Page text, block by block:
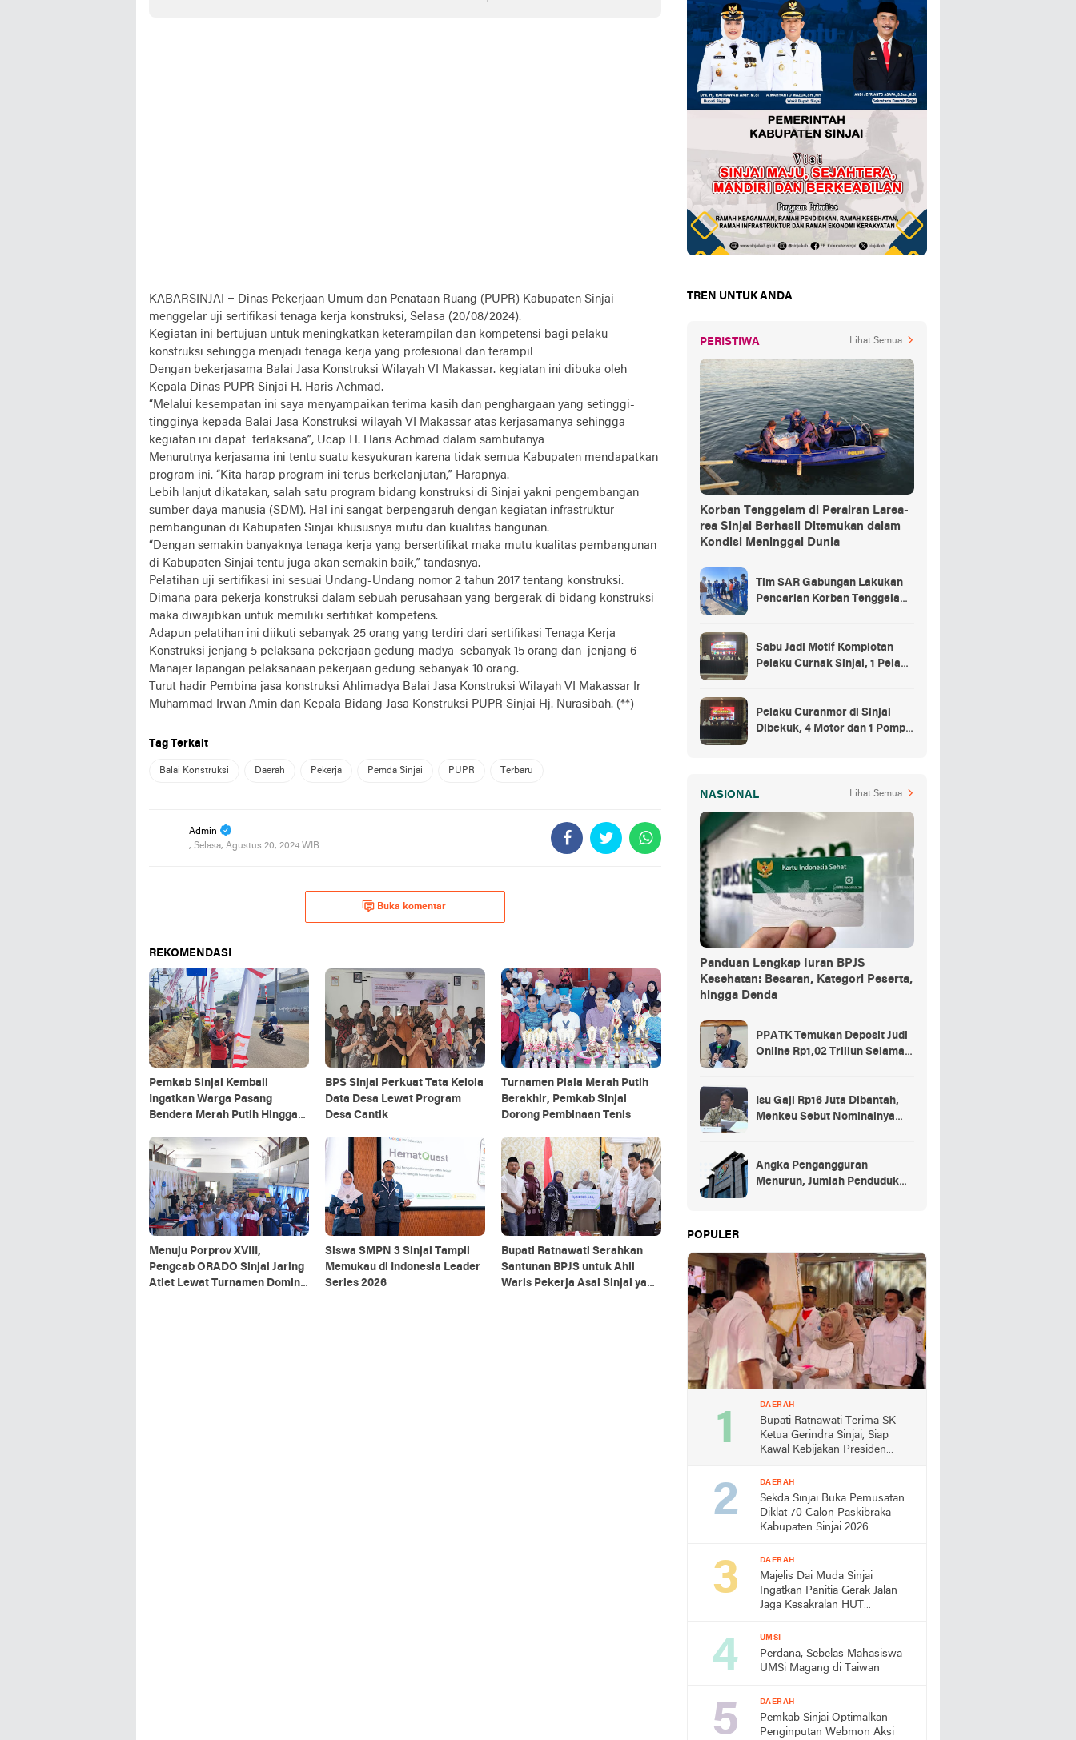
KABARSINJAI – Dinas Pekerjaan Umum dan Penataan Ruang (PUPR) Kabupaten Sinjai
menggelar uji sertifikasi tenaga kerja konstruksi, Selasa (20/08/2024).
Kegiatan ini bertujuan untuk meningkatkan keterampilan dan kompetensi bagi pelaku
konstruksi sehingga menjadi tenaga kerja yang profesional dan terampil
Dengan bekerjasama Balai Jasa Konstruksi Wilayah VI Makassar. kegiatan ini dibuka oleh
Kepala Dinas PUPR Sinjai H. Haris Achmad.
“Melalui kesempatan ini saya menyampaikan terima kasih dan penghargaan yang setinggi-
tingginya kepada Balai Jasa Konstruksi wilayah VI Makassar atas kerjasamanya sehingga
kegiatan ini dapat terlaksana”, Ucap H. Haris Achmad dalam sambutanya
Menurutnya kerjasama ini tentu suatu kesyukuran karena tidak semua Kabupaten mendapatkan
program ini. “Kita harap program ini terus berkelanjutan,” Harapnya.
Lebih lanjut dikatakan, salah satu program bidang konstruksi di Sinjai yakni pengembangan
sumber daya manusia (SDM). Hal ini sangat berpengaruh dengan kegiatan infrastruktur
pembangunan di Kabupaten Sinjai khususnya mutu dan kualitas bangunan.
“Dengan semakin banyaknya tenaga kerja yang bersertifikat maka mutu kualitas pembangunan
di Kabupaten Sinjai tentu juga akan semakin baik,” tandasnya.
Pelatihan uji sertifikasi ini sesuai Undang-Undang nomor 2 tahun 2017 tentang konstruksi.
Dimana para pekerja konstruksi dalam sebuah perusahaan yang bergerak di bidang konstruksi
maka diwajibkan untuk memiliki sertifikat kompetens.
Adapun pelatihan ini diikuti sebanyak 25 orang yang terdiri dari sertifikasi Tenaga Kerja
Konstruksi jenjang 5 pelaksana pekerjaan gedung madya sebanyak 15 orang dan jenjang 6
Manajer lapangan pelaksanaan pekerjaan gedung sebanyak 10 orang.
Turut hadir Pembina jasa konstruksi Ahlimadya Balai Jasa Konstruksi Wilayah VI Makassar Ir
Muhammad Irwan Amin dan Kepala Bidang Jasa Konstruksi PUPR Sinjai Hj. Nurasibah. (**)
Tag Terkait
Balai Konstruksi Daerah Pekerja Pemda Sinjai PUPR Terbaru
Admin
, Selasa, Agustus 20, 2024 WIB
Buka komentar
REKOMENDASI
Pemkab Sinjai Kembali
Ingatkan Warga Pasang
Bendera Merah Putih Hingga
BPS Sinjai Perkuat Tata Kelola
Data Desa Lewat Program
Desa Cantik
Turnamen Piala Merah Putih
Berakhir, Pemkab Sinjai
Dorong Pembinaan Tenis
Menuju Porprov XVIII,
Pengcab ORADO Sinjai Jaring
Atlet Lewat Turnamen Domino
Siswa SMPN 3 Sinjai Tampil
Memukau di Indonesia Leader
Series 2026
Bupati Ratnawati Serahkan
Santunan BPJS untuk Ahli
Waris Pekerja Asal Sinjai yang
TREN UNTUK ANDA
PERISTIWA Lihat Semua
Korban Tenggelam di Perairan Larea-
rea Sinjai Berhasil Ditemukan dalam
Kondisi Meninggal Dunia
Tim SAR Gabungan Lakukan
Pencarian Korban Tenggelam
Sabu Jadi Motif Komplotan
Pelaku Curnak Sinjai, 1 Pelaku
Pelaku Curanmor di Sinjai
Dibekuk, 4 Motor dan 1 Pompa
NASIONAL Lihat Semua
Panduan Lengkap Iuran BPJS
Kesehatan: Besaran, Kategori Peserta,
hingga Denda
PPATK Temukan Deposit Judi
Online Rp1,02 Triliun Selama
Isu Gaji Rp16 Juta Dibantah,
Menkeu Sebut Nominalnya
Angka Pengangguran
Menurun, Jumlah Penduduk
POPULER
DAERAH
Bupati Ratnawati Terima SK
Ketua Gerindra Sinjai, Siap
Kawal Kebijakan Presiden
DAERAH
Sekda Sinjai Buka Pemusatan
Diklat 70 Calon Paskibraka
Kabupaten Sinjai 2026
DAERAH
Majelis Dai Muda Sinjai
Ingatkan Panitia Gerak Jalan
Jaga Kesakralan HUT
UMSI
Perdana, Sebelas Mahasiswa
UMSi Magang di Taiwan
DAERAH
Pemkab Sinjai Optimalkan
Penginputan Webmon Aksi